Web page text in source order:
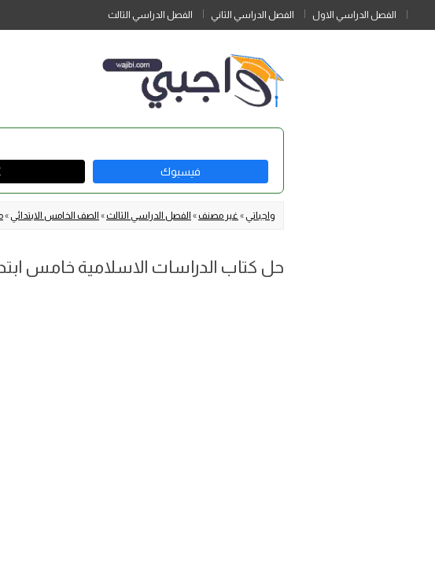
الفصل الدراسي الاول الفصل الدراسي الثاني الفصل الدراسي الثالث
فيسبوك
واجباتي » غير مصنف» الفصل الدراسي الثالث» الصف الخامس الابتدائي »
حل كتاب الدراسات الاسلامية خامس